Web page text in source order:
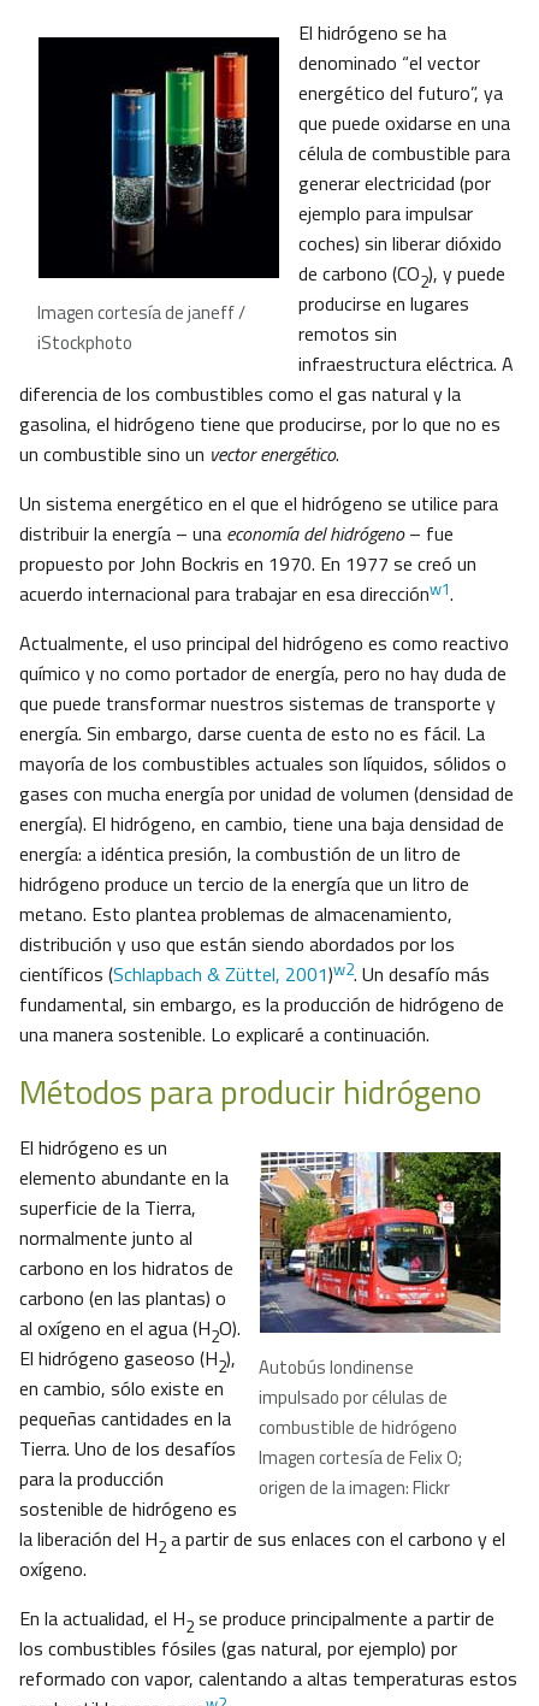
Imagen cortesía de janeff /
iStockphoto
El hidrógeno se ha
denominado “el vector
energético del futuro”, ya
que puede oxidarse en una
célula de combustible para
generar electricidad (por
ejemplo para impulsar
coches) sin liberar dióxido
de carbono (CO2), y puede
producirse en lugares
remotos sin
infraestructura eléctrica. A
diferencia de los combustibles como el gas natural y la
gasolina, el hidrógeno tiene que producirse, por lo que no es
un combustible sino un vector energético.
Un sistema energético en el que el hidrógeno se utilice para
distribuir la energía – una economía del hidrógeno– fue
propuesto por John Bockris en 1970. En 1977 se creó un
acuerdo internacional para trabajar en esa direcciónw1.
Actualmente, el uso principal del hidrógeno es como reactivo
químico y no como portador de energía, pero no hay duda de
que puede transformar nuestros sistemas de transporte y
energía. Sin embargo, darse cuenta de esto no es fácil. La
mayoría de los combustibles actuales son líquidos, sólidos o
gases con mucha energía por unidad de volumen (densidad de
energía). El hidrógeno, en cambio, tiene una baja densidad de
energía: a idéntica presión, la combustión de un litro de
hidrógeno produce un tercio de la energía que un litro de
metano. Esto plantea problemas de almacenamiento,
distribución y uso que están siendo abordados por los
científicos (Schlapbach & Züttel, 2001)w2. Un desafío más
fundamental, sin embargo, es la producción de hidrógeno de
una manera sostenible. Lo explicaré a continuación.
Métodos para producir hidrógeno
Autobús londinense
impulsado por células de
combustible de hidrógeno
Imagen cortesía de Felix O;
origen de la imagen: Flickr
El hidrógeno es un
elemento abundante en la
superficie de la Tierra,
normalmente junto al
carbono en los hidratos de
carbono (en las plantas) o
al oxígeno en el agua (H2O).
El hidrógeno gaseoso (H2),
en cambio, sólo existe en
pequeñas cantidades en la
Tierra. Uno de los desafíos
para la producción
sostenible de hidrógeno es
la liberación del H2 a partir de sus enlaces con el carbono y el
oxígeno.
En la actualidad, el H2 se produce principalmente a partir de
los combustibles fósiles (gas natural, por ejemplo) por
reformado con vapor, calentando a altas temperaturas estos